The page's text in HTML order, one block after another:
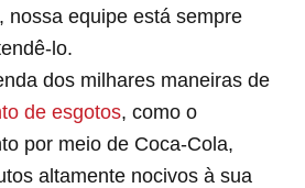
nossa equipe está sempre
lo.
dos milhares maneiras de
de esgotos, como o
por meio de Coca-Cola,
altamente nocivos à sua